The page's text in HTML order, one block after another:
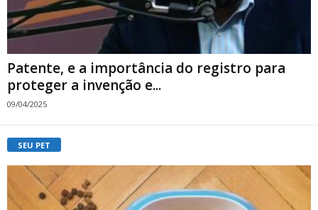
Patente, e a importância do registro para
proteger a invenção e...
09/04/2025
SEU PET